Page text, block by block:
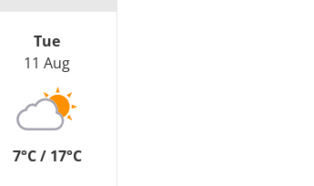
Tue
11 Aug
7°C / 17°C